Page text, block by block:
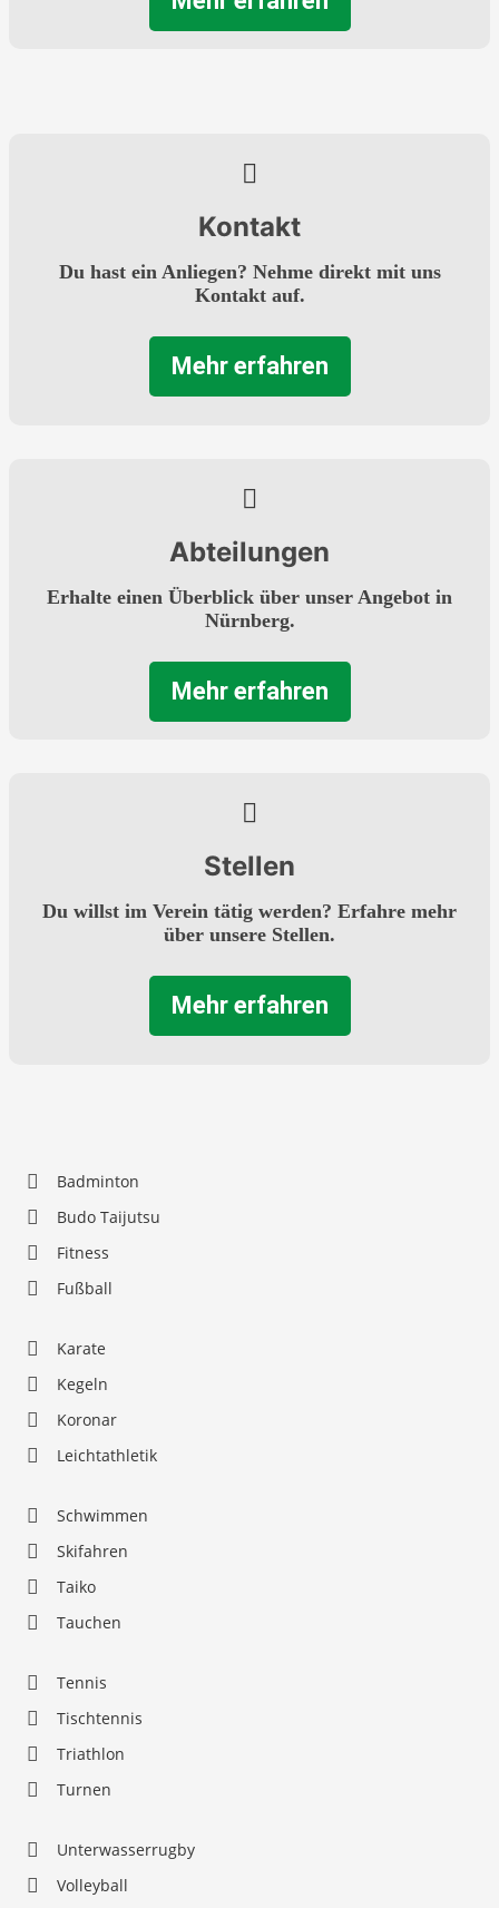
Kontakt
Du hast ein Anliegen? Nehme direkt mit uns
Kontakt auf.
Mehr erfahren
Abteilungen
Erhalte einen Überblick über unser Angebot in
Nürnberg.
Mehr erfahren
Stellen
Du willst im Verein tätig werden? Erfahre mehr
über unsere Stellen.
Mehr erfahren
Badminton
Budo Taijutsu
Fitness
Fußball
Karate
Kegeln
Koronar
Leichtathletik
Schwimmen
Skifahren
Taiko
Tauchen
Tennis
Tischtennis
Triathlon
Turnen
Unterwasserrugby
Volleyball